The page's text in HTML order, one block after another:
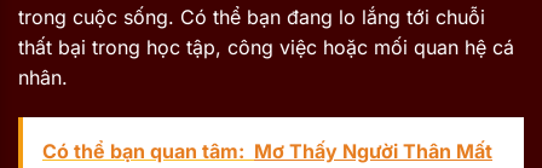
trong cuộc sống. Có thể bạn đang lo lắng tới chuỗi
thất bại trong học tập, công việc hoặc mối quan hệ cá
nhân.
Có thể bạn quan tâm: Mơ Thấy Người Thân Mất